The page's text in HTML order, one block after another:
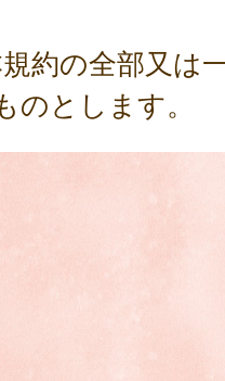
約の全部又は
のとします。